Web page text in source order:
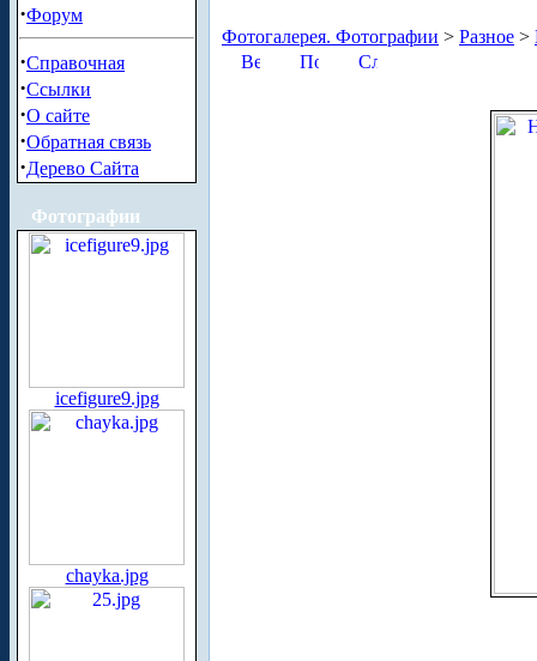
·Форум
·Справочная
·Ссылки
·О сайте
·Обратная связь
·Дерево Сайта
Фотографии
icefigure9.jpg
chayka.jpg
Фотогалерея. Фотографии > Разное >